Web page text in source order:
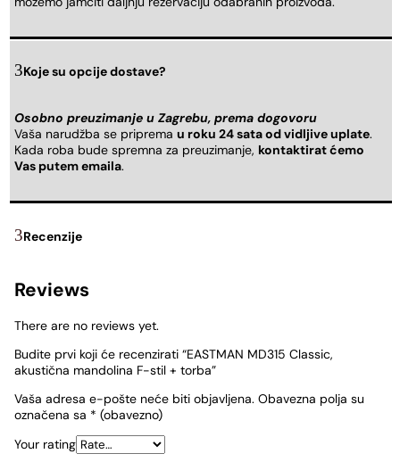
Koje su opcije dostave?
Osobno preuzimanje u Zagrebu, prema dogovoru
Vaša narudžba se priprema u roku 24 sata od vidljive uplate.
Kada roba bude spremna za preuzimanje, kontaktirat ćemo
Vas putem emaila.
Recenzije
Reviews
There are no reviews yet.
Budite prvi koji će recenzirati “EASTMAN MD315 Classic,
akustična mandolina F-stil + torba”
Vaša adresa e-pošte neće biti objavljena. Obavezna polja su
označena sa * (obavezno)
Your rating